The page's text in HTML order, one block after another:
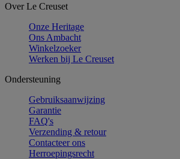
Over Le Creuset
Onze Heritage
Ons Ambacht
Winkelzoeker
Werken bij Le Creuset
Ondersteuning
Gebruiksaanwijzing
Garantie
FAQ's
Verzending & retour
Contacteer ons
Herroepingsrecht